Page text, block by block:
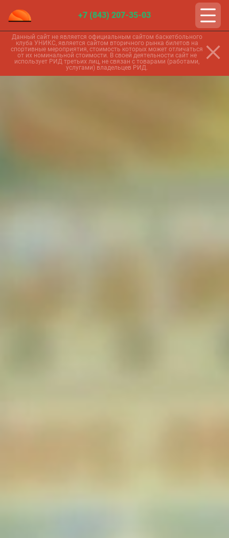
+7 (843) 207-35-03
Данный сайт не является официальным сайтом баскетбольного
клуба УНИКС, является сайтом вторичного рынка билетов на
спортивные мероприятия, стоимость которых может отличаться
от их номинальной стоимости. В своей деятельности сайт не
использует РИД третьих лиц, не связан с товарами (работами,
услугами) владельцев РИД.